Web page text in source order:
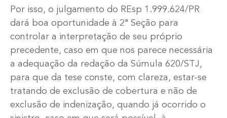
Por isso, o julgamento do REsp 1.999.624/PR
dará boa oportunidade à 2ª Seção para
controlar a interpretação de seu próprio
precedente, caso em que nos parece necessária
a adequação da redação da Súmula 620/STJ,
para que da tese conste, com clareza, estar-se
tratando de exclusão de cobertura e não de
exclusão de indenização, quando já ocorrido o